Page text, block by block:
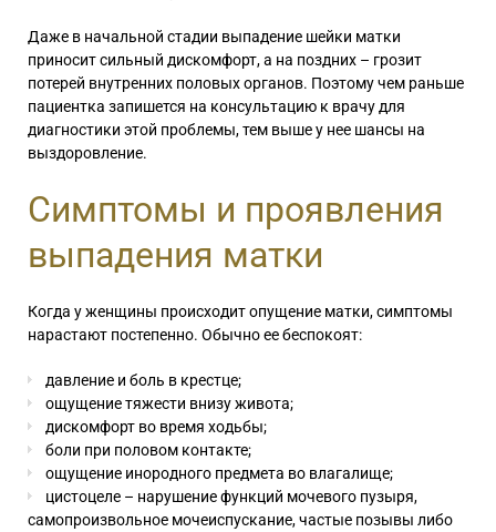
Даже в начальной стадии выпадение шейки матки
приносит сильный дискомфорт, а на поздних – грозит
потерей внутренних половых органов. Поэтому чем раньше
пациентка запишется на консультацию к врачу для
диагностики этой проблемы, тем выше у нее шансы на
выздоровление.
Симптомы и проявления
выпадения матки
Когда у женщины происходит опущение матки, симптомы
нарастают постепенно. Обычно ее беспокоят:
давление и боль в крестце;
ощущение тяжести внизу живота;
дискомфорт во время ходьбы;
боли при половом контакте;
ощущение инородного предмета во влагалище;
цистоцеле – нарушение функций мочевого пузыря,
самопроизвольное мочеиспускание, частые позывы либо